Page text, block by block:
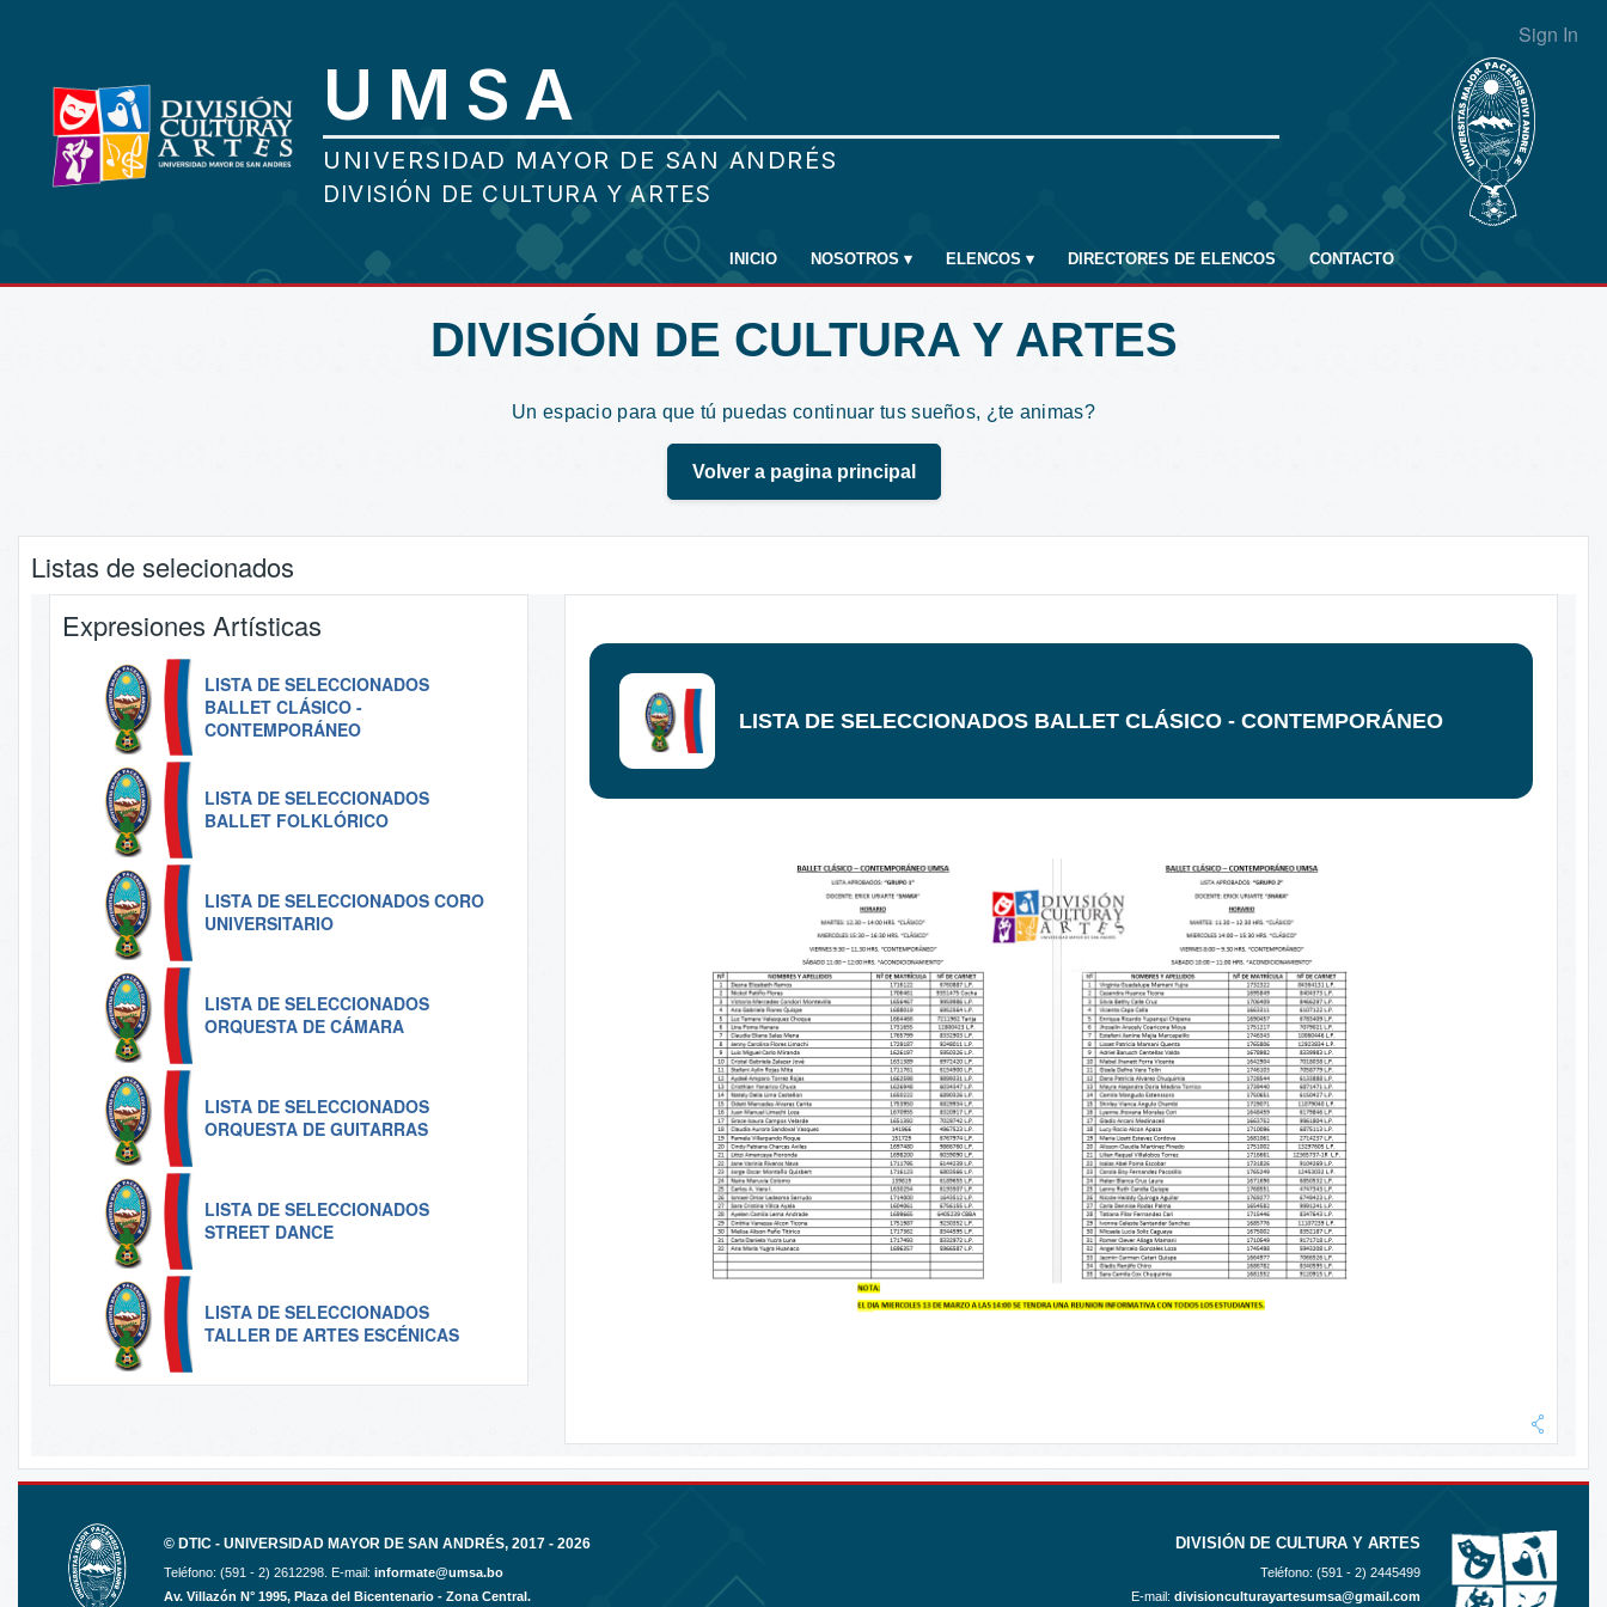
Sign In
INICIO NOSOTROS ▾ ELENCOS ▾ DIRECTORES DE ELENCOS CONTACTO
DIVISIÓN DE CULTURA Y ARTES
Un espacio para que tú puedas continuar tus sueños, ¿te animas?
Volver a pagina principal
Listas de selecionados
Expresiones Artísticas
LISTA DE SELECCIONADOS
BALLET CLÁSICO -
CONTEMPORÁNEO
LISTA DE SELECCIONADOS
BALLET FOLKLÓRICO
LISTA DE SELECCIONADOS CORO
UNIVERSITARIO
LISTA DE SELECCIONADOS
ORQUESTA DE CÁMARA
LISTA DE SELECCIONADOS
ORQUESTA DE GUITARRAS
LISTA DE SELECCIONADOS
STREET DANCE
LISTA DE SELECCIONADOS
TALLER DE ARTES ESCÉNICAS
LISTA DE SELECCIONADOS BALLET CLÁSICO - CONTEMPORÁNEO
© DTIC - UNIVERSIDAD MAYOR DE SAN ANDRÉS, 2017 - 2026
Teléfono: (591 - 2) 2612298. E-mail: informate@umsa.bo
Av. Villazón N° 1995, Plaza del Bicentenario - Zona Central.
DIVISIÓN DE CULTURA Y ARTES
Teléfono: (591 - 2) 2445499
E-mail: divisionculturayartesumsa@gmail.com